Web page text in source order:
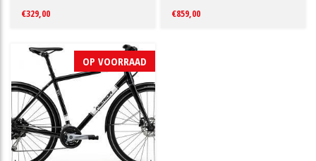
€329,00
€859,00
OP VOORRAAD